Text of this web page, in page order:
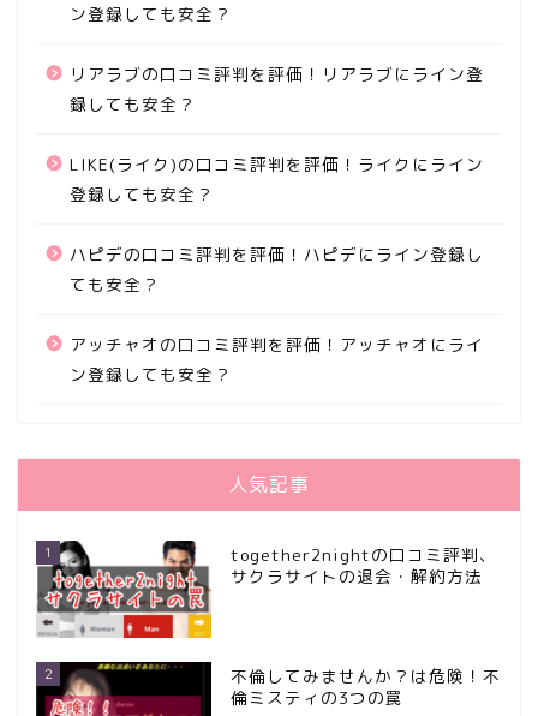
ン登録しても安全？
リアラブの口コミ評判を評価！リアラブにライン登
録しても安全？
LIKE(ライク)の口コミ評判を評価！ライクにライン
登録しても安全？
ハピデの口コミ評判を評価！ハピデにライン登録し
ても安全？
アッチャオの口コミ評判を評価！アッチャオにライ
ン登録しても安全？
人気記事
1
together2nightの口コミ評判、
サクラサイトの退会・解約方法
2
不倫してみませんか？は危険！不
倫ミスティの3つの罠